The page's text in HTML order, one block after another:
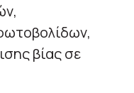
βίας σε